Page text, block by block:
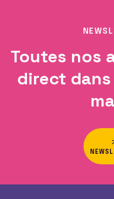
Toutes nos
direct